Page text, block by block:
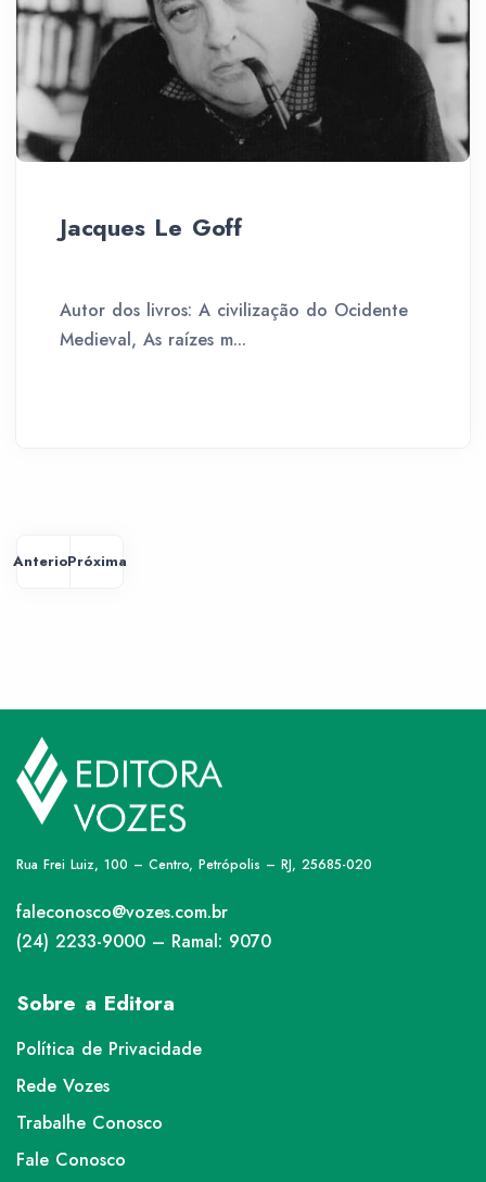
Jacques Le Goff
Autor dos livros: A civilização do Ocidente
Medieval, As raízes m...
AnteriorPróxima
Rua Frei Luiz, 100 – Centro, Petrópolis – RJ, 25685-020
faleconosco@vozes.com.br
(24) 2233-9000 – Ramal: 9070
Sobre a Editora
Política de Privacidade
Rede Vozes
Trabalhe Conosco
Fale Conosco